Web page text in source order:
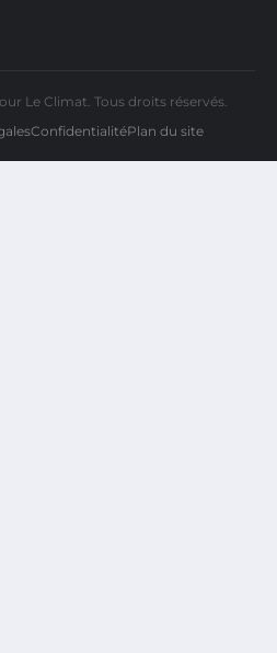
Le Climat. Tous droits réservés.
ConfidentialitéPlan du site